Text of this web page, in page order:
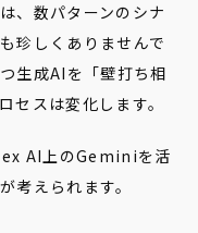
、数パターンのシナ
珍しくありませんで
生成AIを「壁打ち相
セスは変化します。
AI上のGeminiを活
考えられます。